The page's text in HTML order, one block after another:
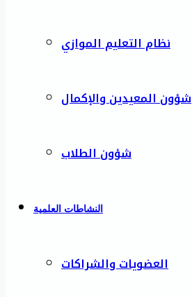
نظام التعليم الموازي
شؤون المعيدين والإكمال
شؤون الطلاب
النشاطات العلمية
العضويات والشراكات